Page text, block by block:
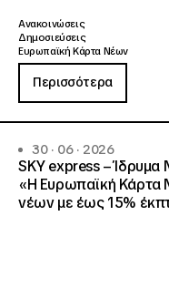
Ανακοινώσεις
Δημοσιεύσεις
Ευρωπαϊκή Κάρτα Νέων
Περισσότερα
30 · 06 · 2026
SKY express – Ίδρυμα
«Η Ευρωπαϊκή Κάρτα
νέων με έως 15%